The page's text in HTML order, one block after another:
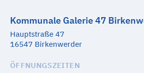
Kommunale Galerie 47
Hauptstraße 47
16547 Birkenwerder
ÖFFNUNGSZEITEN